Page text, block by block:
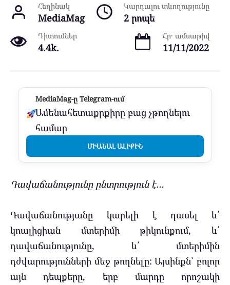
Հեղինակ
MediaMag
Կարդալու տևողությունը
2 րոպե
Դիտումներ
4.4k.
Հր․ ամսաթիվ
11/11/2022
MediaMag-ը Telegram-ում
Ամենահետաքրքիրը բաց չթողնելու
համար
ՄԻԱՆԱԼ ԱԼԻՔԻՆ
Դավաճանությունը ընտրություն է…
Դավաճանությանը կարելի է դասել և՛
կոալիցիան մտերիմի թիկունքում, և՛
դավաճանությունը, և՛ մտերիմին
դժվարությունների մեջ թողնելը: Այսինքն՝ բոլոր
այն դեպքերը, երբ մարդը որոշակի